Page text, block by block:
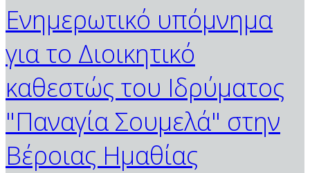
Ενημερωτικό υπόμνημα
για το Διοικητικό
καθεστώς του Ιδρύματος
"Παναγία Σουμελά" στην
Βέροιας Ημαθίας